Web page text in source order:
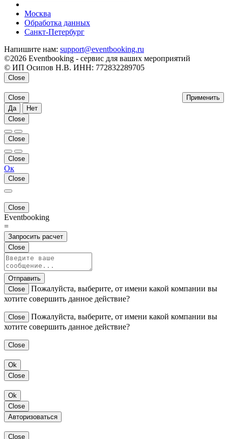
Москва
Обработка данных
Санкт-Петербург
Напишите нам: support@eventbooking.ru
©2026 Eventbooking - сервис для ваших мероприятий
© ИП Осипов Н.В. ИНН: 772832289705
Close
Применить
Close
Да
Нет
Close
Close
Close
Ок
Close
Close
Eventbooking
=
Запросить расчет
Close
Отправить
Close
Пожалуйста, выберите, от имени какой компании вы
хотите совершить данное действие?
Close
Пожалуйста, выберите, от имени какой компании вы
хотите совершить данное действие?
Close
Ok
Close
Ok
Close
Авторизоваться
Close